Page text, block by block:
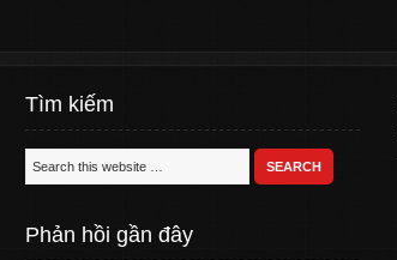
Tìm kiếm
Phản hồi gần đây